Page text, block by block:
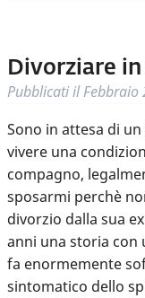
Divorziare
Pubblicati ilFebbraio
Sono in attesa di
vivere una
compagno,
sposarmi perchè
divorzio dalla sua
anni una storia con
fa enormemente
sintomatico dello